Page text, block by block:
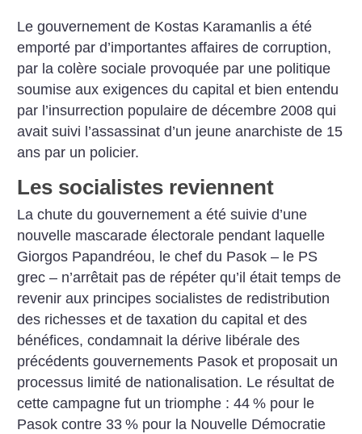
Le gouvernement de Kostas Karamanlis a été
emporté par d’importantes affaires de corruption,
par la colère sociale provoquée par une politique
soumise aux exigences du capital et bien entendu
par l’insurrection populaire de décembre 2008 qui
avait suivi l’assassinat d’un jeune anarchiste de 15
ans par un policier.
Les socialistes reviennent
La chute du gouvernement a été suivie d’une
nouvelle mascarade électorale pendant laquelle
Giorgos Papandréou, le chef du Pasok – le PS
grec – n’arrêtait pas de répéter qu’il était temps de
revenir aux principes socialistes de redistribution
des richesses et de taxation du capital et des
bénéfices, condamnait la dérive libérale des
précédents gouvernements Pasok et proposait un
processus limité de nationalisation. Le résultat de
cette campagne fut un triomphe : 44 % pour le
Pasok contre 33 % pour la Nouvelle Démocratie